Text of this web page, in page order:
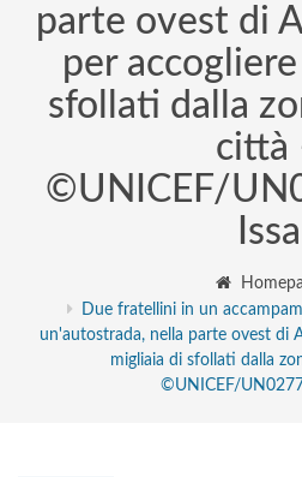
parte ovest di
per
sfollati dalla
città
©UNICEF/
Issa
Due fratellini in un
un'autostrada, nella parte ovest di
migliaia di sfollati dalla
©UNICEF/